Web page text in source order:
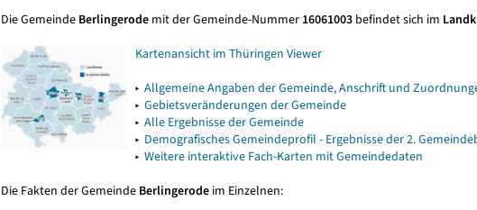
Die Gemeinde Berlingerode mit der Gemeinde-Nummer 16061003 befindet sich im
Kartenansicht im Thüringen Viewer
▸ Allgemeine Angaben der Gemeinde, Anschrift und
▸ Gebietsveränderungen der Gemeinde
▸ Alle Ergebnisse der Gemeinde
▸ Demografisches Gemeindeprofil - Ergebnisse der 2.
▸ Weitere interaktive Fach-Karten mit Gemeindedaten
Die Fakten der Gemeinde Berlingerode im Einzelnen: